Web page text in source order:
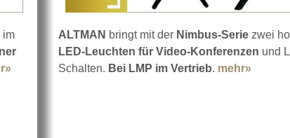
im
about CAPTURE mit neuer Version 2021
ALTMAN bringt mit der Nimbus-Serie zwei
LED-Leuchten für Video-Konferenzen und
Schalten. Bei LMP im Vertrieb. mehr» about